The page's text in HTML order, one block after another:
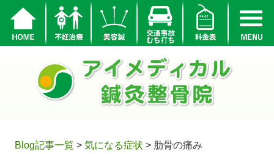
Blog記事一覧 > 気になる症状 > 肋骨の痛み